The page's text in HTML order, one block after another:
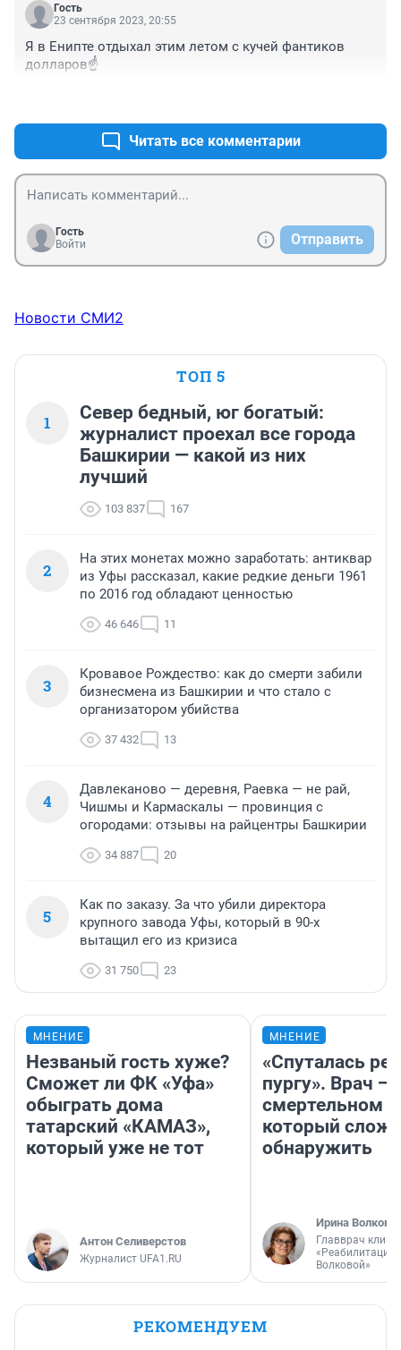
Гость
23 сентября 2023, 20:55
Я в Енипте отдыхал этим летом с кучей фантиков
долларов☝️
Читать все комментарии
Гость
Войти
Отправить
Новости СМИ2
ТОП 5
1
Север бедный, юг богатый:
журналист проехал все города
Башкирии — какой из них
лучший
103 837 167
2
На этих монетах можно заработать: антиквар
из Уфы рассказал, какие редкие деньги 1961
по 2016 год обладают ценностью
46 646 11
3
Кровавое Рождество: как до смерти забили
бизнесмена из Башкирии и что стало с
организатором убийства
37 432 13
4
Давлеканово — деревня, Раевка — не рай,
Чишмы и Кармаскалы — провинция с
огородами: отзывы на райцентры Башкирии
34 887 20
5
Как по заказу. За что убили директора
крупного завода Уфы, который в 90-х
вытащил его из кризиса
31 750 23
МНЕНИЕ
Незваный гость хуже?
Сможет ли ФК «Уфа»
обыграть дома
татарский «КАМАЗ»,
который уже не тот
Антон Селиверстов
Журналист UFA1.RU
МНЕНИЕ
«Спуталась
пургу». Врач —
смертельном
который
обнаружить
Ирина Волкова
Главврач
«Реабилитация
Волковой»
РЕКОМЕНДУЕМ